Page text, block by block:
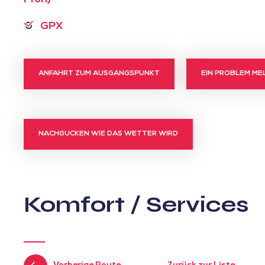
GPX
ANFAHRT ZUM AUSGANGSPUNKT EIN PROBLEM
NACHGUCKEN WIE DAS WETTER WIRD
Komfort / Services